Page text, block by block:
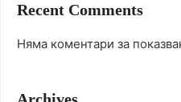
Recent Comments
Няма коментари за